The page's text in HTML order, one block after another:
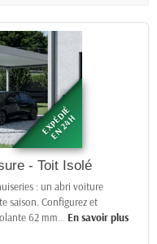
EXPÉDIÉ
EN 24H
- Toit Isolé
: un abri voiture
saison. Configurez et
62 mm
En savoir plus